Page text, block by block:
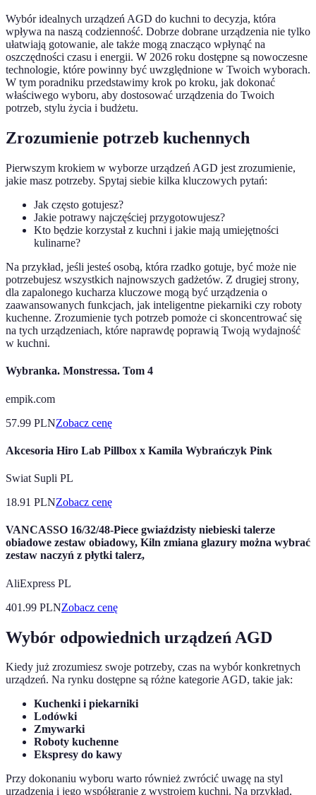
Wybór idealnych urządzeń AGD do kuchni to decyzja, która
wpływa na naszą codzienność. Dobrze dobrane urządzenia nie tylko
ułatwiają gotowanie, ale także mogą znacząco wpłynąć na
oszczędności czasu i energii. W 2026 roku dostępne są nowoczesne
technologie, które powinny być uwzględnione w Twoich wyborach.
W tym poradniku przedstawimy krok po kroku, jak dokonać
właściwego wyboru, aby dostosować urządzenia do Twoich
potrzeb, stylu życia i budżetu.
Zrozumienie potrzeb kuchennych
Pierwszym krokiem w wyborze urządzeń AGD jest zrozumienie,
jakie masz potrzeby. Spytaj siebie kilka kluczowych pytań:
Jak często gotujesz?
Jakie potrawy najczęściej przygotowujesz?
Kto będzie korzystał z kuchni i jakie mają umiejętności
kulinarne?
Na przykład, jeśli jesteś osobą, która rzadko gotuje, być może nie
potrzebujesz wszystkich najnowszych gadżetów. Z drugiej strony,
dla zapalonego kucharza kluczowe mogą być urządzenia o
zaawansowanych funkcjach, jak inteligentne piekarniki czy roboty
kuchenne. Zrozumienie tych potrzeb pomoże ci skoncentrować się
na tych urządzeniach, które naprawdę poprawią Twoją wydajność
w kuchni.
Wybranka. Monstressa. Tom 4
empik.com
57.99 PLNZobacz cenę
Akcesoria Hiro Lab Pillbox x Kamila Wybrańczyk Pink
Swiat Supli PL
18.91 PLNZobacz cenę
VANCASSO 16/32/48-Piece gwiaździsty niebieski talerze
obiadowe zestaw obiadowy, Kiln zmiana glazury można wybrać
zestaw naczyń z płytki talerz,
AliExpress PL
401.99 PLNZobacz cenę
Wybór odpowiednich urządzeń AGD
Kiedy już zrozumiesz swoje potrzeby, czas na wybór konkretnych
urządzeń. Na rynku dostępne są różne kategorie AGD, takie jak:
Kuchenki i piekarniki
Lodówki
Zmywarki
Roboty kuchenne
Ekspresy do kawy
Przy dokonaniu wyboru warto również zwrócić uwagę na styl
urządzenia i jego współgranie z wystrojem kuchni. Na przykład,